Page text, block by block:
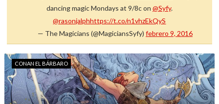
dancing magic Mondays at 9/8c on @Syfy.
@rasonjalphhttps://t.co/n1vhzEkQyS
— The Magicians (@MagiciansSyfy) febrero 9, 2016
CONAN EL BÁRBARO